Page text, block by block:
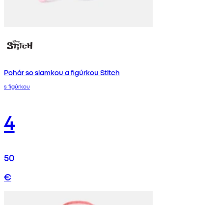
Pohár so slamkou a figúrkou Stitch
s figúrkou
4
50
€